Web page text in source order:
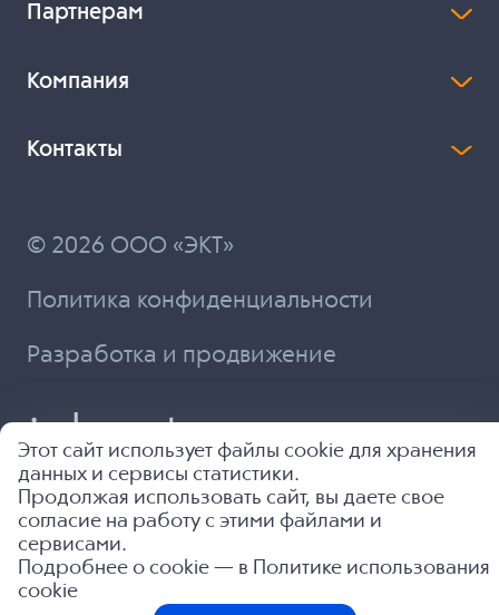
Партнерам
Компания
Контакты
© 2026 ООО «ЭКТ»
Политика конфиденциальности
Разработка и продвижение
Этот сайт использует файлы cookie для хранения
данных и сервисы статистики.
Продолжая использовать сайт, вы даете свое
согласие на работу с этими файлами и
сервисами.
Подробнее о cookie — в
Политике использования
cookie